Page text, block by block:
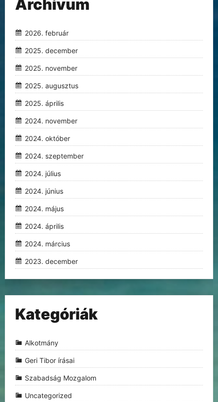
Archivum
2026. február
2025. december
2025. november
2025. augusztus
2025. április
2024. november
2024. október
2024. szeptember
2024. július
2024. június
2024. május
2024. április
2024. március
2023. december
Kategóriák
Alkotmány
Geri Tibor írásai
Szabadság Mozgalom
Uncategorized